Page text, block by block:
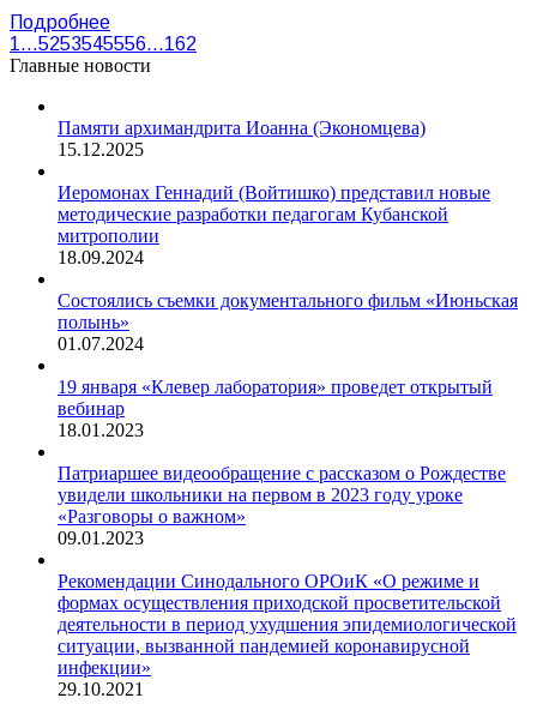
Подробнее
1…5253545556…162
Главные новости
Памяти архимандрита Иоанна (Экономцева)
15.12.2025
Иеромонах Геннадий (Войтишко) представил новые
методические разработки педагогам Кубанской
митрополии
18.09.2024
Состоялись съемки документального фильм «Июньская
полынь»
01.07.2024
19 января «Клевер лаборатория» проведет открытый
вебинар
18.01.2023
Патриаршее видеообращение с рассказом о Рождестве
увидели школьники на первом в 2023 году уроке
«Разговоры о важном»
09.01.2023
Рекомендации Синодального ОРОиК «О режиме и
формах осуществления приходской просветительской
деятельности в период ухудшения эпидемиологической
ситуации, вызванной пандемией коронавирусной
инфекции»
29.10.2021